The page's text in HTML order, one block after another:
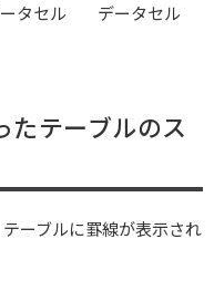
タセル データセル
テーブルのス
ーブルに罫線が表示され